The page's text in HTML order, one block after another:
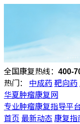
全国康复热线： 400-
热门：
中成药 靶向药
华夏肿瘤康复网
专业肿瘤康复指导平
首页 最新动态康复指